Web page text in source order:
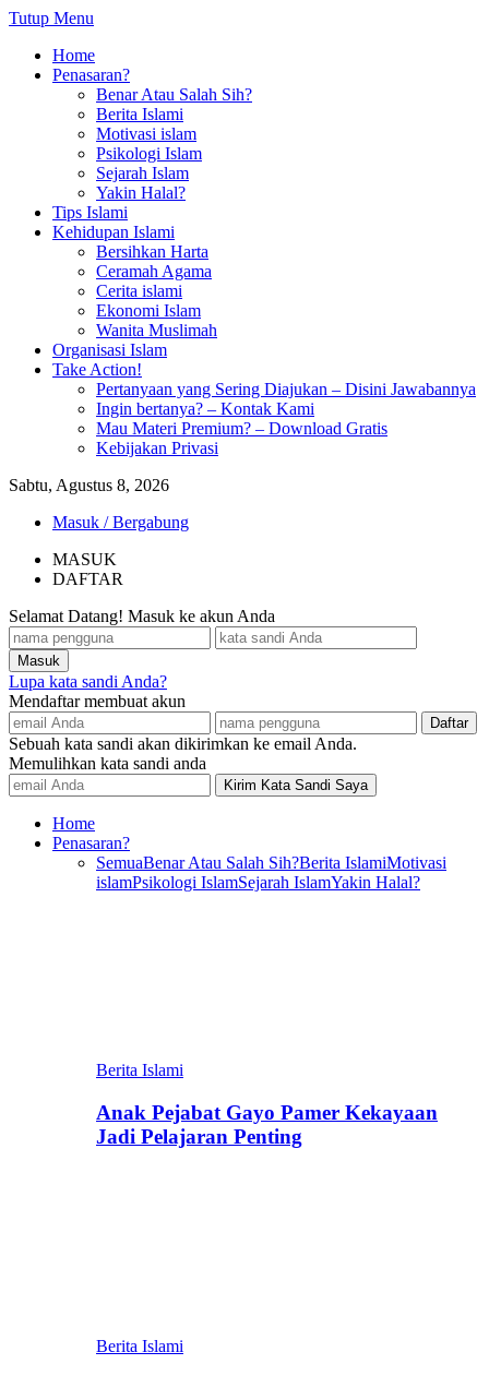
Tutup Menu
Home
Penasaran?
Benar Atau Salah Sih?
Berita Islami
Motivasi islam
Psikologi Islam
Sejarah Islam
Yakin Halal?
Tips Islami
Kehidupan Islami
Bersihkan Harta
Ceramah Agama
Cerita islami
Ekonomi Islam
Wanita Muslimah
Organisasi Islam
Take Action!
Pertanyaan yang Sering Diajukan – Disini Jawabannya
Ingin bertanya? – Kontak Kami
Mau Materi Premium? – Download Gratis
Kebijakan Privasi
Sabtu, Agustus 8, 2026
Masuk / Bergabung
MASUK
DAFTAR
Selamat Datang! Masuk ke akun Anda
Lupa kata sandi Anda?
Mendaftar membuat akun
Sebuah kata sandi akan dikirimkan ke email Anda.
Memulihkan kata sandi anda
Home
Penasaran?
SemuaBenar Atau Salah Sih?Berita IslamiMotivasi
islamPsikologi IslamSejarah IslamYakin Halal?
Berita Islami
Anak Pejabat Gayo Pamer Kekayaan
Jadi Pelajaran Penting
Berita Islami